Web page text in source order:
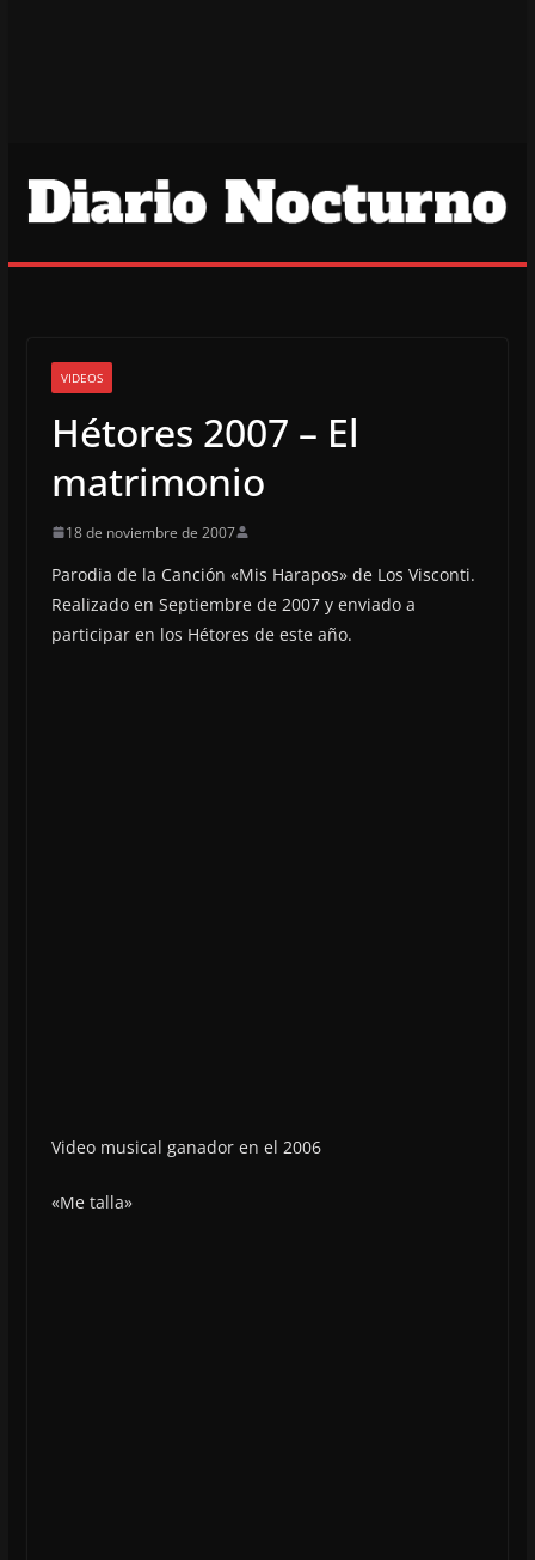
VIDEOS
Hétores 2007 – El
matrimonio
18 de noviembre de 2007
Parodia de la Canción «Mis Harapos» de Los Visconti.
Realizado en Septiembre de 2007 y enviado a
participar en los Hétores de este año.
Video musical ganador en el 2006
«Me talla»